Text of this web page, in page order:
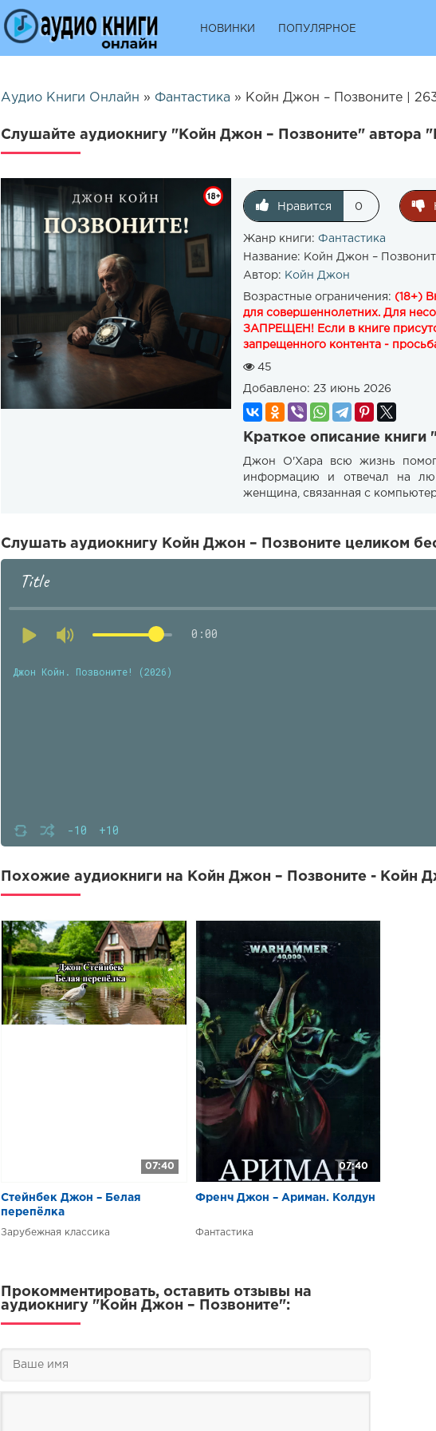
НОВИНКИ ПОПУЛЯРНОЕ
Аудио Книги Онлайн » Фантастика » Койн Джон – Позвоните |
Слушайте аудиокнигу "Койн Джон – Позвоните" автора
Нравится 0
Жанр книги:Фантастика
Название: Койн Джон –
Автор: Койн Джон
Возрастные ограничения: (18+)
для совершеннолетних. Для
ЗАПРЕЩЕН! Если в книге
запрещенного контента -
45
Добавлено: 23 июнь 2026
Краткое описание
Джон О'Хара всю жизнь
информацию и отвечал на
женщина, связанная с
Слушать аудиокнигу Койн Джон – Позвоните целиком
Title
0:00
-10 +10
Джон Койн. Позвоните! (2026)
Похожие аудиокниги на Койн Джон – Позвоните - Койн
07:40
Стейнбек Джон – Белая
перепёлка
Зарубежная классика
07:40
Френч Джон – Ариман. Колдун
Фантастика
Прокомментировать, оставить отзывы на
аудиокнигу "Койн Джон – Позвоните":